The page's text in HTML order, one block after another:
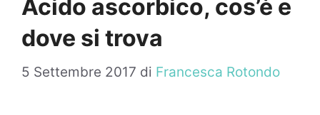
Acido ascorbico, cos’è e
dove si trova
5 Settembre 2017 di Francesca Rotondo